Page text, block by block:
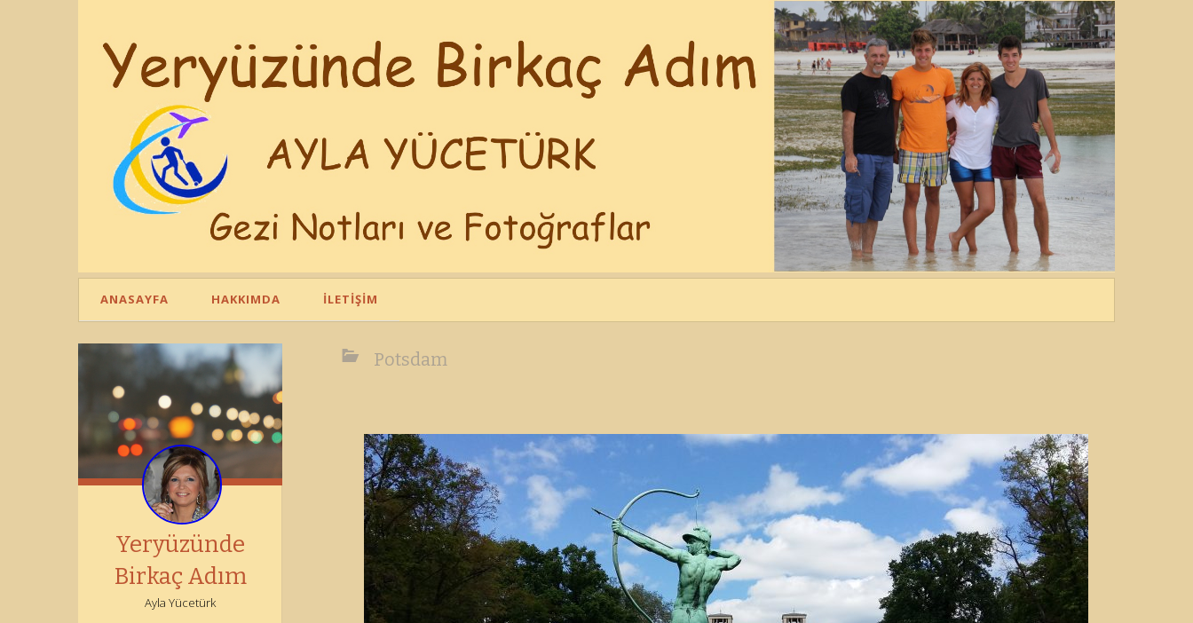
ANASAYFA HAKKIMDA İLETIŞIM
Yeryüzünde
Birkaç Adım
Ayla Yücetürk
Potsdam